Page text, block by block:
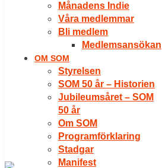
Månadens Indie
Våra medlemmar
Bli medlem
Medlemsansökan
OM SOM
Styrelsen
SOM 50 år – Historien
Jubileumsåret – SOM
50 år
Om SOM
Programförklaring
Stadgar
Manifest